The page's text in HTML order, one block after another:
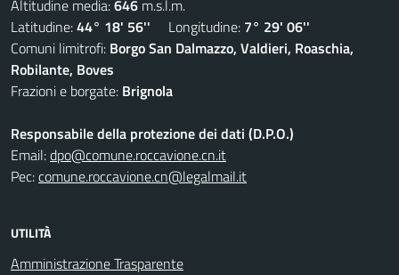
Altitudine media:646 m.s.l.m.
Latitudine:44° 18' 56'' Longitudine: 7° 29' 06''
Comuni limitrofi: Borgo San Dalmazzo, Valdieri, Roaschia,
Robilante, Boves
Frazioni e borgate: Brignola
Responsabile della protezione dei dati (D.P.O.)
Email:dpo@comune.roccavione.cn.it
Pec:comune.roccavione.cn@legalmail.it
UTILITÀ
Amministrazione Trasparente